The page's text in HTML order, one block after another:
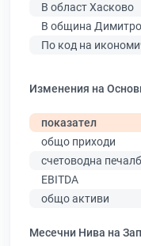
В област Хасково
В община
По код на
Изменения на
показател
общо приходи
счетоводна
EBITDA
общо активи
Месечни Нива на